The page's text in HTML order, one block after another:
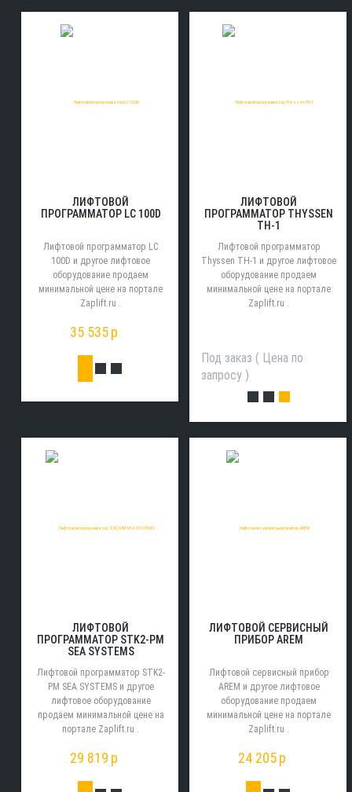
ЛИФТОВОЙ
ПРОГРАММАТОР LC 100D
Лифтовой программатор LC
100D и другое лифтовое
оборудование продаем
минимальной цене на портале
Zaplift.ru .
35 535 p
ЛИФТОВОЙ
ПРОГРАММАТОР THYSSEN
TH-1
Лифтовой программатор
Thyssen TH-1 и другое лифтовое
оборудование продаем
минимальной цене на портале
Zaplift.ru .
Под заказ ( Цена по
запросу )
ЛИФТОВОЙ
ПРОГРАММАТОР STK2-PM
SEA SYSTEMS
Лифтовой программатор STK2-
PM SEA SYSTEMS и другое
лифтовое оборудование
продаем минимальной цене на
портале Zaplift.ru .
29 819 p
ЛИФТОВОЙ СЕРВИСНЫЙ
ПРИБОР AREM
Лифтовой сервисный прибор
AREM и другое лифтовое
оборудование продаем
минимальной цене на портале
Zaplift.ru .
24 205 p